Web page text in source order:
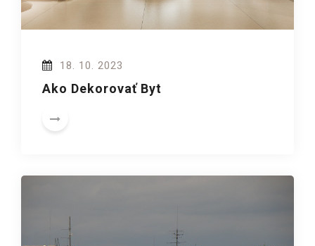
18. 10. 2023
Ako Dekorovať Byt